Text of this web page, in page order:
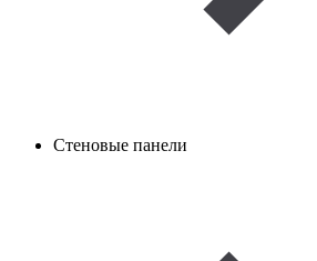
Стеновые панели